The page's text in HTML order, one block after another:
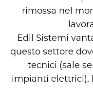
rimossa nel
Edil Sistemi
questo settore
tecnici (sale
impianti elettrici),